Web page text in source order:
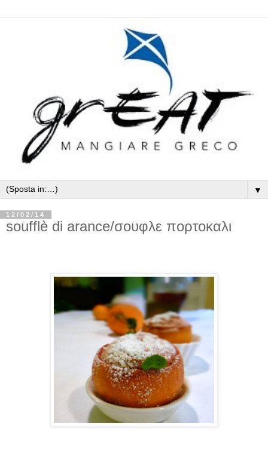
▼
12/02/14
soufflè di arance/σουφλε πορτοκαλι